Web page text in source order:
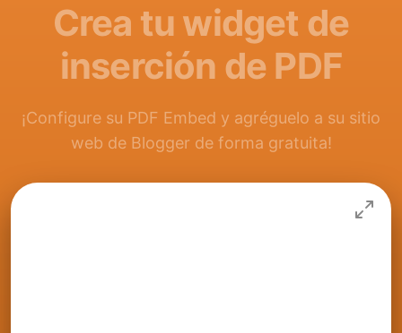
Crea tu widget de
inserción de PDF
¡Configure su PDF Embed y agréguelo a su sitio
web de Blogger de forma gratuita!